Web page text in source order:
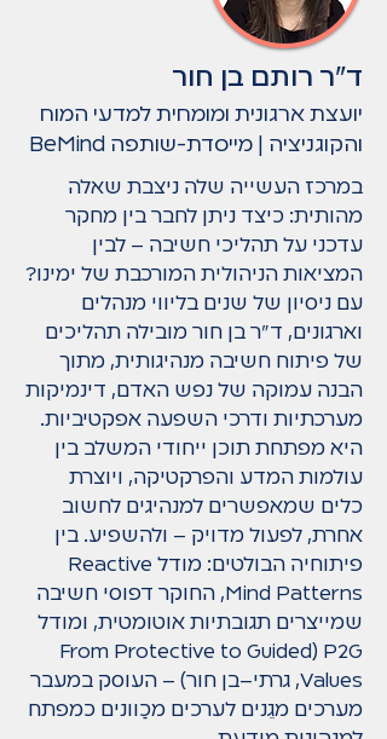
ד"ר רותם בן חור
יועצת ארגונית ומומחית למדעי המוח
והקוגניציה | מייסדת-שותפה BeMind
במרכז העשייה שלה ניצבת שאלה
מהותית: כיצד ניתן לחבר בין מחקר
עדכני על תהליכי חשיבה – לבין
המציאות הניהולית המורכבת של ימינו?
עם ניסיון של שנים בליווי מנהלים
וארגונים, ד"ר בן חור מובילה תהליכים
של פיתוח חשיבה מנהיגותית, מתוך
הבנה עמוקה של נפש האדם, דינמיקות
מערכתיות ודרכי השפעה אפקטיביות.
היא מפתחת תוכן ייחודי המשלב בין
עולמות המדע והפרקטיקה, ויוצרת
כלים שמאפשרים למנהיגים לחשוב
אחרת, לפעול מדויק – ולהשפיע. בין
פיתוחיה הבולטים: מודל Reactive
Mind Patterns, החוקר דפוסי חשיבה
שמייצרים תגובתיות אוטומטית, ומודל
P2G (From Protective to Guided
Values, גרתי–בן חור) – העוסק במעבר
מערכים מגֵנים לערכים מכַוונים כמפתח